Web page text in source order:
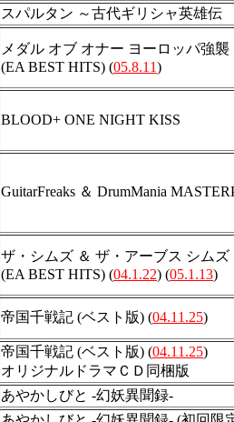
スパルタン ～古代ギリシャ英雄伝
メダル オブ オナー ヨーロッパ強襲
(EA BEST HITS) (05.8.11)
BLOOD+ ONE NIGHT KISS
GuitarFreaks ＆ DrumMania
ザ・シムズ ＆ ザ・アーブス シム
(EA BEST HITS) (04.1.22) (05.1.13)
帝国千戦記 (ベスト版) (04.11.25)
帝国千戦記 (ベスト版) (04.11.25)
オリジナルドラマＣＤ同梱版
あやかしびと -幻妖異聞録-